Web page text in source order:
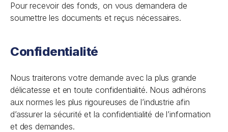
Pour recevoir des fonds, on vous demandera de
soumettre les documents et reçus nécessaires.
Confidentialité
Nous traiterons votre demande avec la plus grande
délicatesse et en toute confidentialité. Nous adhérons
aux normes les plus rigoureuses de l’industrie afin
d’assurer la sécurité et la confidentialité de l’information
et des demandes.